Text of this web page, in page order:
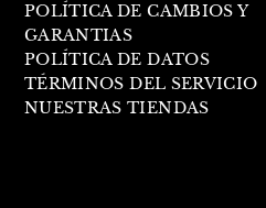
POLÍTICA DE CAMBIOS Y
GARANTIAS
POLÍTICA DE DATOS
TÉRMINOS DEL SERVICIO
NUESTRAS TIENDAS